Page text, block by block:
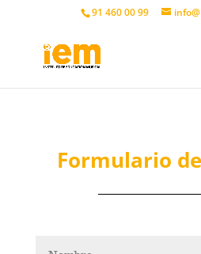
91 460 00 99
Formulario